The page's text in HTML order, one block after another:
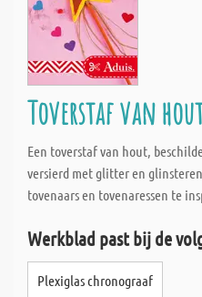
Toverstaf van
Een toverstaf van hout,
versierd met glitter en
tovenaars en tovenaressen te
Werkblad past bij de
Plexiglas chronograaf